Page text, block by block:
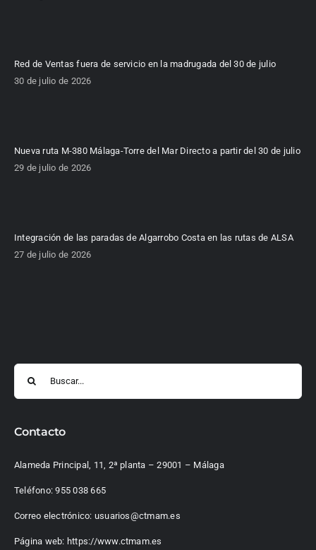
Red de Ventas fuera de servicio en la madrugada del 30 de julio
30 de julio de 2026
Nueva ruta M-380 Málaga-Torre del Mar Directo a partir del 30 de julio
29 de julio de 2026
Integración de las paradas de Algarrobo Costa en las rutas de ALSA
27 de julio de 2026
Contacto
Alameda Principal, 11, 2ª planta – 29001 – Málaga
Teléfono:955 038 665
Correo electrónico: usuarios@ctmam.es
Página web: https://www.ctmam.es